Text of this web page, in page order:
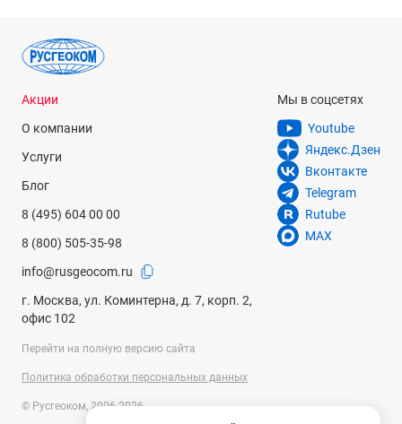
Акции
О компании
Услуги
Блог
8 (495) 604 00 00
8 (800) 505-35-98
info@rusgeocom.ru
г. Москва, ул. Коминтерна, д. 7, корп. 2,
офис 102
Мы в соцсетях
Youtube
Яндекс.Дзен
Вконтакте
Telegram
Rutube
MAX
Перейти на полную версию сайта
Политика обработки персональных данных
© Русгеоком, 2006-2026